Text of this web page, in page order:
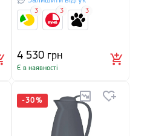
4 530 грн
Є в наявності
3 3 3
-30 %